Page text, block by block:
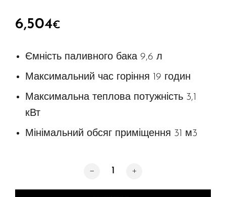
6,504€
Ємність паливного бака 9,6 л
Максимальний час горіння 19 годин
Максимальна теплова потужність 3,1
кВт
Мінімальний обсяг приміщення 31 м3
Количество товара FLA 4+ 590 мм